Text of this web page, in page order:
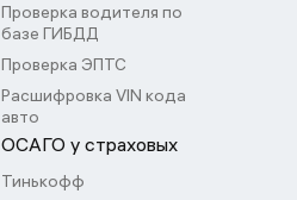
Проверка водителя по
базе ГИБДД
Проверка ЭПТС
Расшифровка VIN кода
авто
ОСАГО у страховых
Тинькофф